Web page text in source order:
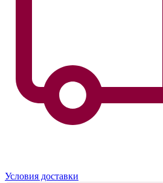
Условия доставки